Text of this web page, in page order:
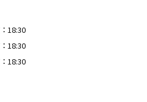
18:30
18:30
18:30